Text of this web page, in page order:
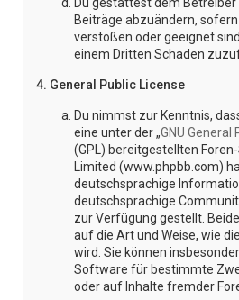
Beiträge abzuändern, sofern
verstoßen oder geeignet
einem Dritten Schaden
4. General Public License
Du nimmst zur Kenntnis,
eine unter der „GNU General
(GPL) bereitgestellten
Limited (www.phpbb.com)
deutschsprachige
deutschsprachige
zur Verfügung gestellt.
auf die Art und Weise, wie
wird. Sie können
Software für bestimmte
oder auf Inhalte fremder